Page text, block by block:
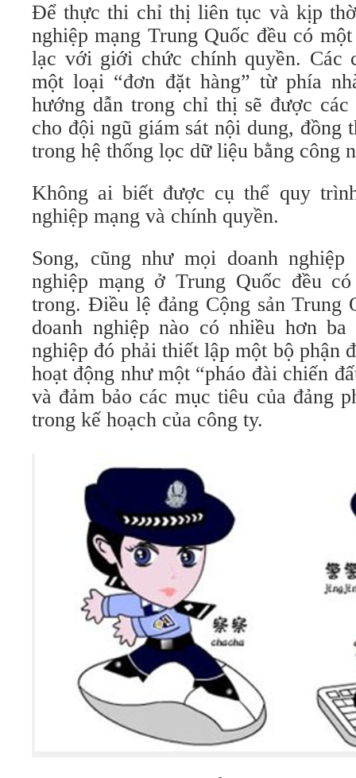
Để thực thi chỉ thị liên tục và kịp
nghiệp mạng Trung Quốc đều có
lạc với giới chức chính quyền. Các
một loại “đơn đặt hàng” từ phía
hướng dẫn trong chỉ thị sẽ được các
cho đội ngũ giám sát nội dung, đồng
trong hệ thống lọc dữ liệu bằng công
Không ai biết được cụ thể quy
nghiệp mạng và chính quyền.
Song, cũng như mọi doanh
nghiệp mạng ở Trung Quốc đều
trong. Điều lệ đảng Cộng sản Trung
doanh nghiệp nào có nhiều hơn
nghiệp đó phải thiết lập một bộ phận
hoạt động như một “pháo đài chiến
và đảm bảo các mục tiêu của đảng
trong kế hoạch của công ty.